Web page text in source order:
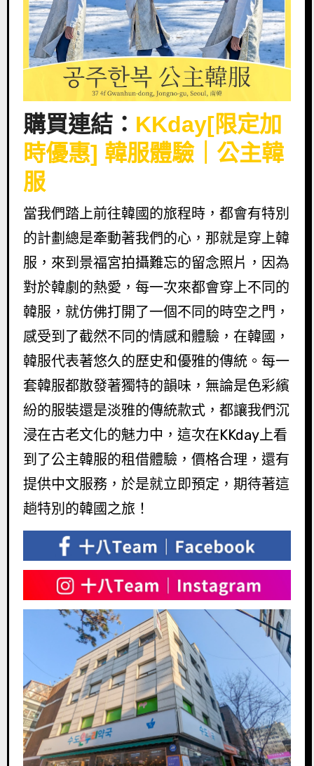
購買連結： KKday[限定加
時優惠] 韓服體驗｜公主韓
服
當我們踏上前往韓國的旅程時，都會有特別
的計劃總是牽動著我們的心，那就是穿上韓
服，來到景福宮拍攝難忘的留念照片，因為
對於韓劇的熱愛，每一次來都會穿上不同的
韓服，就仿佛打開了一個不同的時空之門，
感受到了截然不同的情感和體驗，在韓國，
韓服代表著悠久的歷史和優雅的傳統。每一
套韓服都散發著獨特的韻味，無論是色彩繽
紛的服裝還是淡雅的傳統款式，都讓我們沉
浸在古老文化的魅力中，這次在KKday上看
到了公主韓服的租借體驗，價格合理，還有
提供中文服務，於是就立即預定，期待著這
趟特別的韓國之旅！